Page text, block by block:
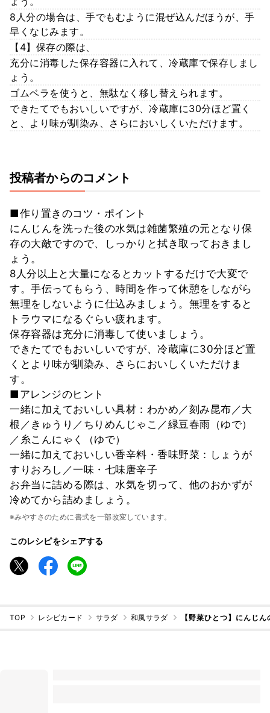
8人分の場合は、手でもむように混ぜ込んだほうが、手
早くなじみます。
【4】保存の際は、
充分に消毒した保存容器に入れて、冷蔵庫で保存しまし
ょう。
ゴムベラを使うと、無駄なく移し替えられます。
できたてでもおいしいですが、冷蔵庫に30分ほど置く
と、より味が馴染み、さらにおいしくいただけます。
投稿者からのコメント
■作り置きのコツ・ポイント
にんじんを洗った後の水気は雑菌繁殖の元となり保
存の大敵ですので、しっかりと拭き取っておきまし
ょう。
8人分以上と大量になるとカットするだけで大変で
す。手伝ってもらう、時間を作って休憩をしながら
無理をしないように仕込みましょう。無理をすると
トラウマになるぐらい疲れます。
保存容器は充分に消毒して使いましょう。
できたてでもおいしいですが、冷蔵庫に30分ほど置
くとより味が馴染み、さらにおいしくいただけま
す。
■アレンジのヒント
一緒に加えておいしい具材：わかめ／刻み昆布／大
根／きゅうり／ちりめんじゃこ／緑豆春雨（ゆで）
／糸こんにゃく（ゆで）
一緒に加えておいしい香辛料・香味野菜：しょうが
すりおろし／一味・七味唐辛子
お弁当に詰める際は、水気を切って、他のおかずが
冷めてから詰めましょう。
※みやすさのために書式を一部改変しています。
このレシピをシェアする
TOP レシピカード サラダ 和風サラダ 【野菜ひとつ】にんじ